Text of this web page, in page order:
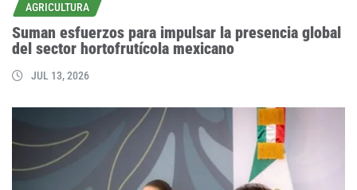
AGRICULTURA
Suman esfuerzos para impulsar la presencia global
del sector hortofrutícola mexicano
JUL 13, 2026